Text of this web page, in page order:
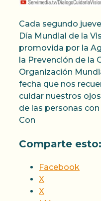
Cada segundo
Día Mundial de la
promovida por la
la Prevención de la
Organización
fecha que nos
cuidar nuestros
de las personas
Con
Comparte esto:
Facebook
X
X